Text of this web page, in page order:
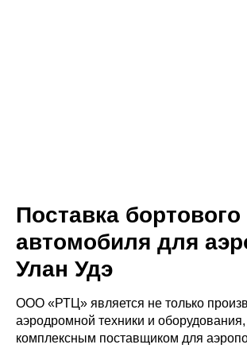
Поставка бортового
автомобиля для
Улан Удэ
ООО «РТЦ» является не только
аэродромной техники и
комплексным поставщиком для